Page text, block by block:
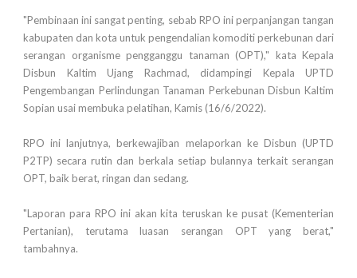
"Pembinaan ini sangat penting, sebab RPO ini perpanjangan tangan
kabupaten dan kota untuk pengendalian komoditi perkebunan dari
serangan organisme pengganggu tanaman (OPT)," kata Kepala
Disbun Kaltim Ujang Rachmad, didampingi Kepala UPTD
Pengembangan Perlindungan Tanaman Perkebunan Disbun Kaltim
Sopian usai membuka pelatihan, Kamis (16/6/2022).
RPO ini lanjutnya, berkewajiban melaporkan ke Disbun (UPTD
P2TP) secara rutin dan berkala setiap bulannya terkait serangan
OPT, baik berat, ringan dan sedang.
"Laporan para RPO ini akan kita teruskan ke pusat (Kementerian
Pertanian), terutama luasan serangan OPT yang berat,"
tambahnya.